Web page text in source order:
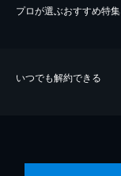
プロが選ぶおすすめ特集
いつでも解約できる